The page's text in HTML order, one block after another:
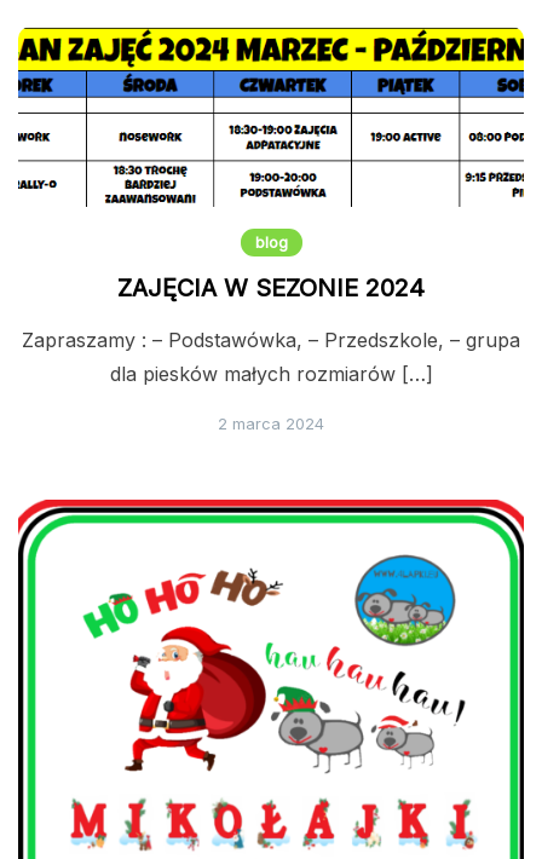
blog
ZAJĘCIA W SEZONIE 2024
Zapraszamy : – Podstawówka, – Przedszkole, – grupa
dla piesków małych rozmiarów […]
2 marca 2024